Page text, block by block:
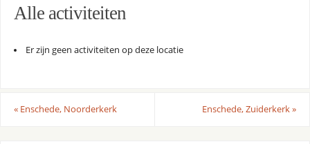
Alle activiteiten
Er zijn geen activiteiten op deze locatie
«Enschede, Noorderkerk Enschede, Zuiderkerk»